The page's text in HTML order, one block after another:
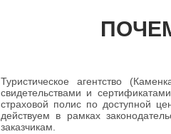
Туристическое агентство
свидетельствами и
страховой полис по доступной
действуем в рамках
заказчикам.